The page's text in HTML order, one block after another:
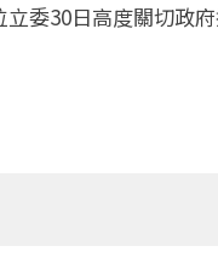
委30日高度關切政